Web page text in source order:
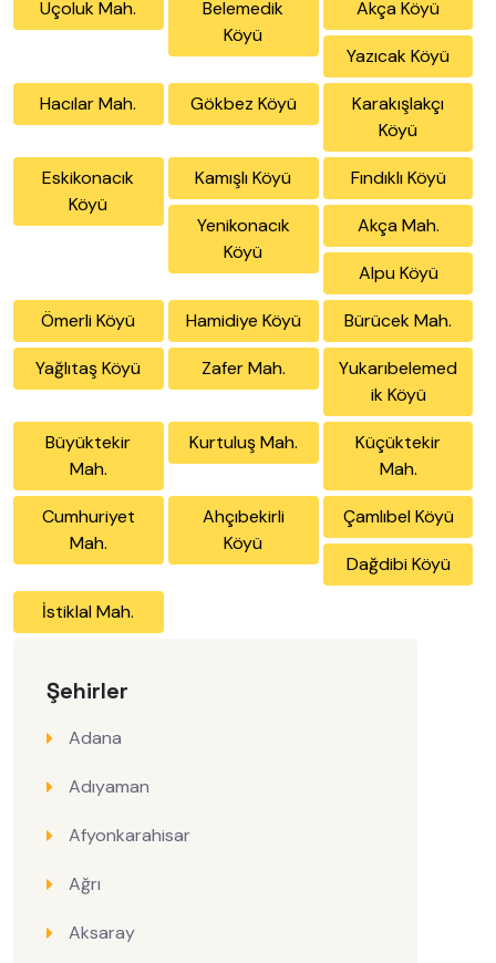
Şehirler
Adana
Adıyaman
Afyonkarahisar
Ağrı
Aksaray
Üçoluk Mah.
Belemedik
Köyü
Akça Köyü
Yazıcak Köyü
Hacılar Mah. Gökbez Köyü
Karakışlakçı
Köyü
Eskikonacık
Köyü
Kamışlı Köyü Fındıklı Köyü
Yenikonacık
Köyü
Akça Mah.
Alpu Köyü
Ömerli Köyü Hamidiye Köyü Bürücek Mah.
Yağlıtaş Köyü Zafer Mah.
Yukarıbelemed
ik Köyü
Büyüktekir
Mah.
Kurtuluş Mah.
Küçüktekir
Mah.
Cumhuriyet
Mah.
Ahçıbekirli
Köyü
Çamlıbel Köyü
Dağdibi Köyü
İstiklal Mah.